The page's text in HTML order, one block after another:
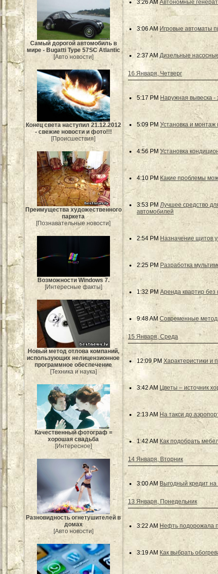
Самый дорогой автомобиль в
мире - Bugatti Type 57SC Atlantic
[Авто новости]
Конец света наступил 21.12.2012
- свежие новости и фото!!!
[Происшествия]
Преимущества художественного
паркета
[Познавательные новости]
Возможности Windows 7.
[Интересные факты]
Новый метод отлова компаний,
использующих нелицензионное
программное обеспечение
[Техника и наука]
Качественный фотограф =
хорошая свадьба
[Интересное]
Разновидность огнетушителей в
домах
[Авто новости]
3:26 AM Автономные
3:06 AM Игровые автоматы
2:37 AM Дизельные
16 Января, Четверг
5:17 PM Наружная вывеска
5:09 PM Установка и монтаж
4:56 PM Установка
4:10 PM Какие проблемы
3:53 PM Лучшее средство
автомобилей
2:54 PM Назначение щитов
2:25 PM Разработка
1:32 PM Аренда квартир без
9:48 AM Современные
15 Января, Среда
12:09 PM Характеристики и
3:42 AM Цветы – источник
2:13 AM На такси до
1:42 AM Как подобрать
14 Января, Вторник
3:00 AM Выгодный кредит на
13 Января, Понедельник
3:22 AM Нефть подорожала
3:19 AM Как выбрать